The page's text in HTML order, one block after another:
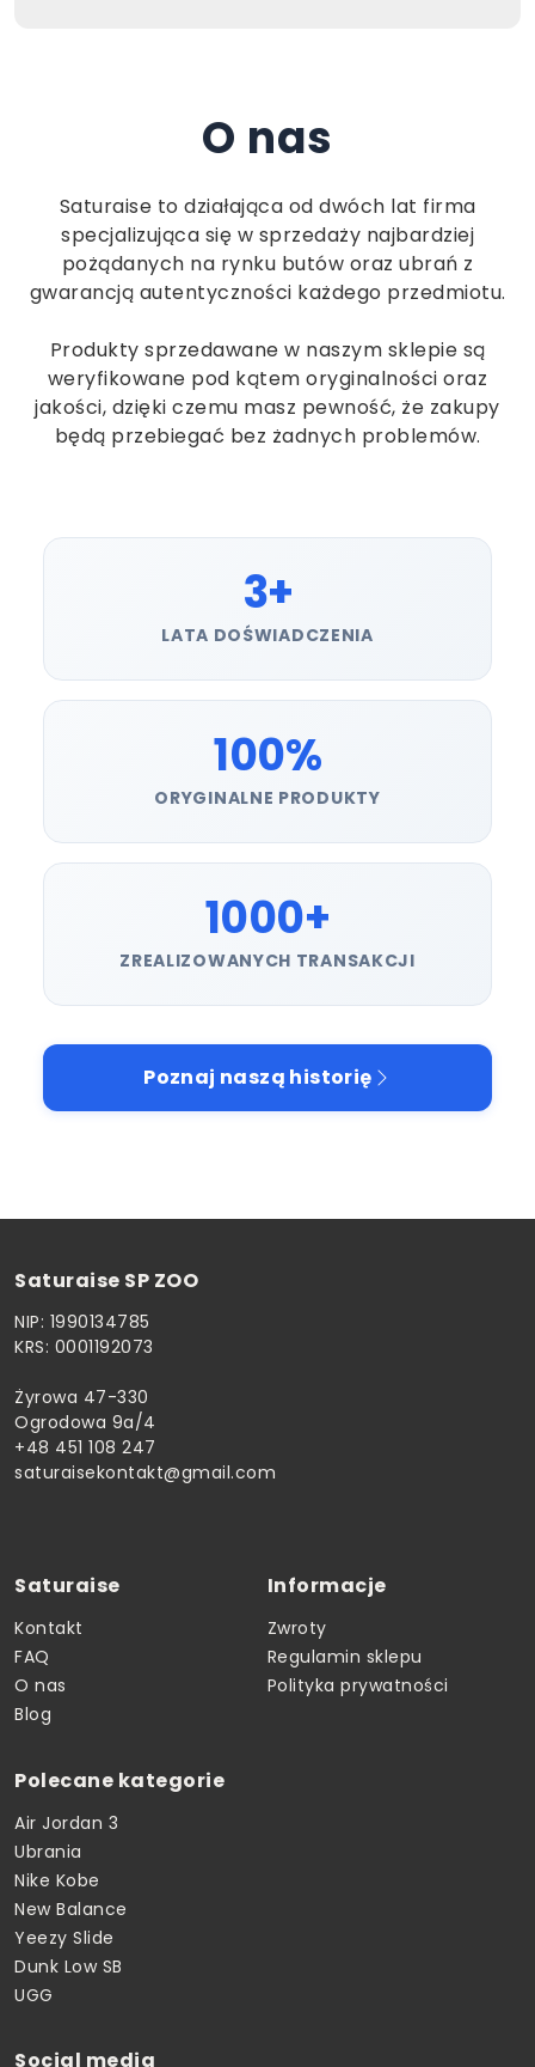
O nas
Saturaise to działająca od dwóch lat firma
specjalizująca się w sprzedaży najbardziej
pożądanych na rynku butów oraz ubrań z
gwarancją autentyczności każdego przedmiotu.
Produkty sprzedawane w naszym sklepie są
weryfikowane pod kątem oryginalności oraz
jakości, dzięki czemu masz pewność, że zakupy
będą przebiegać bez żadnych problemów.
3+
LATA DOŚWIADCZENIA
100%
ORYGINALNE PRODUKTY
1000+
ZREALIZOWANYCH TRANSAKCJI
Poznaj naszą historię
Saturaise SP ZOO
NIP: 1990134785
KRS: 0001192073
Żyrowa 47-330
Ogrodowa 9a/4
+48 451 108 247
saturaisekontakt@gmail.com
Saturaise
Kontakt
FAQ
O nas
Blog
Informacje
Zwroty
Regulamin sklepu
Polityka prywatności
Polecane kategorie
Air Jordan 3
Ubrania
Nike Kobe
New Balance
Yeezy Slide
Dunk Low SB
UGG
Social media